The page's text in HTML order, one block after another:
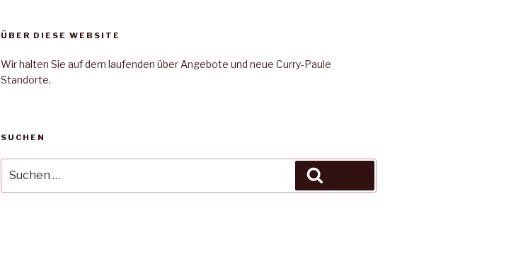
ÜBER DIESE WEBSITE
Wir halten Sie auf dem laufenden über Angebote und neue Curry-Paule
Standorte.
SUCHEN
nach: